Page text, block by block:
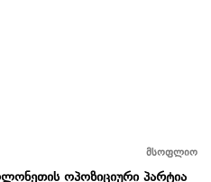
მსოფლიო
ოპოზიციური პარტია